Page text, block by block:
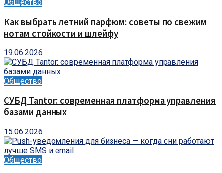
Общество
Как выбрать летний парфюм: советы по свежим
нотам стойкости и шлейфу
19.06.2026
Общество
СУБД Tantor: современная платформа управления
базами данных
15.06.2026
Общество